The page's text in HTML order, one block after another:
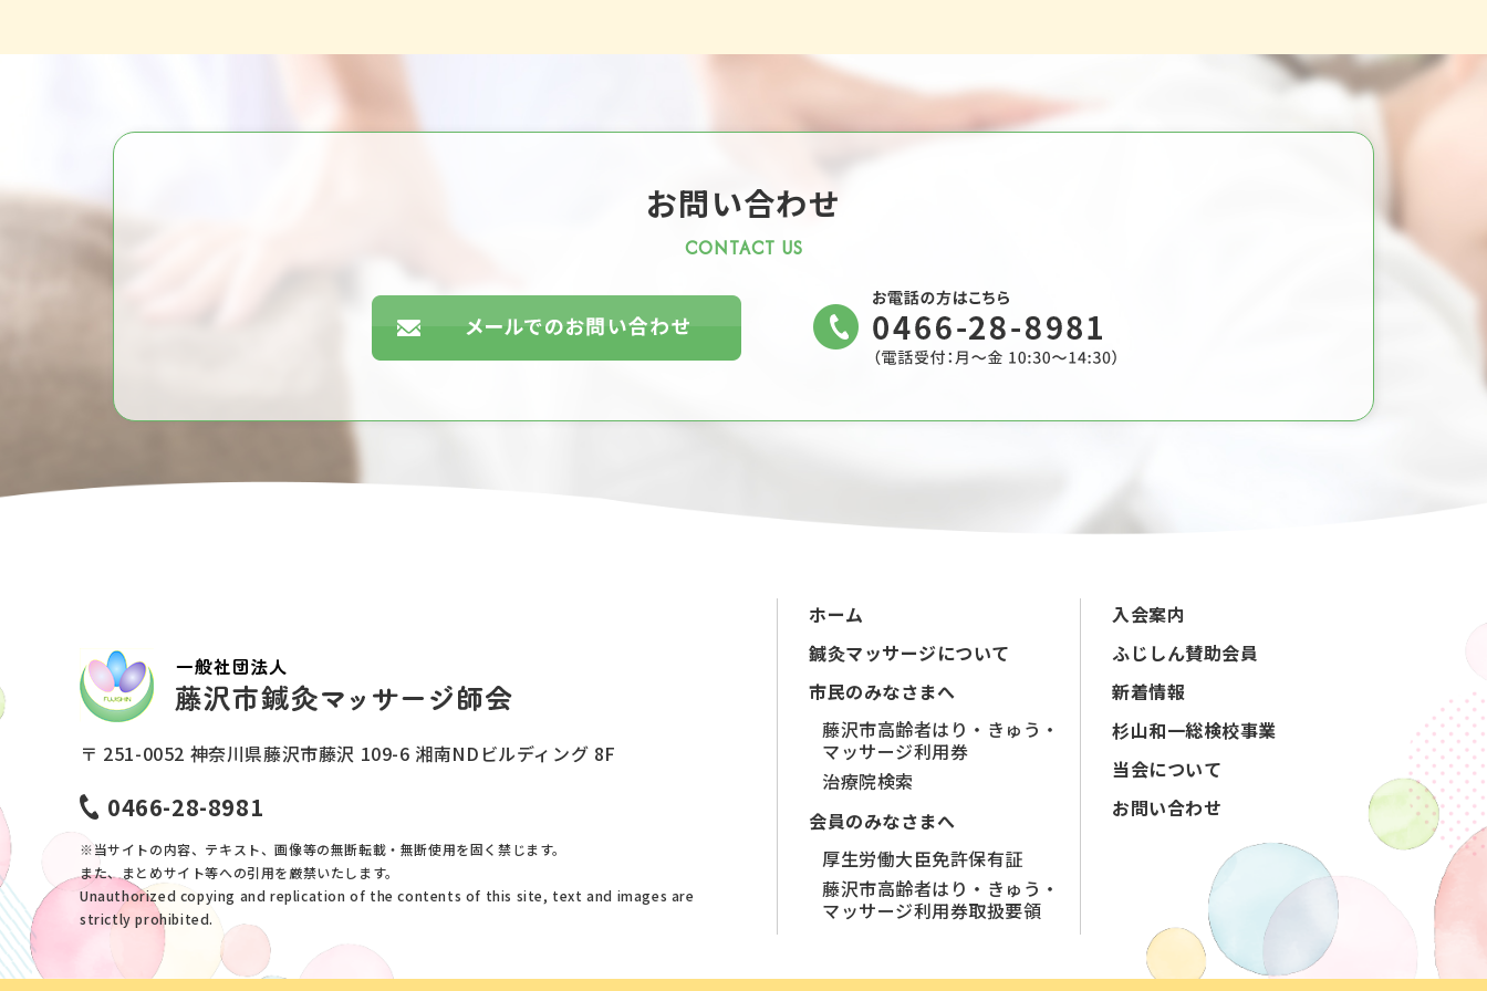
お問い合わせ
CONTACT US
〒 251-0052 神奈川県藤沢市藤沢 109-6 湘南NDビルディング 8F
0466-28-8981
※当サイトの内容、テキスト、画像等の無断転載・無断使用を固く禁じます。
また、まとめサイト等への引用を厳禁いたします。
Unauthorized copying and replication of the contents of this site, text and images are
strictly prohibited.
ホーム
鍼灸マッサージについて
市民のみなさまへ
藤沢市高齢者はり・きゅう・
マッサージ利用券
治療院検索
会員のみなさまへ
厚生労働大臣免許保有証
藤沢市高齢者はり・きゅう・
マッサージ利用券取扱要領
入会案内
ふじしん賛助会員
新着情報
杉山和一総検校事業
当会について
お問い合わせ